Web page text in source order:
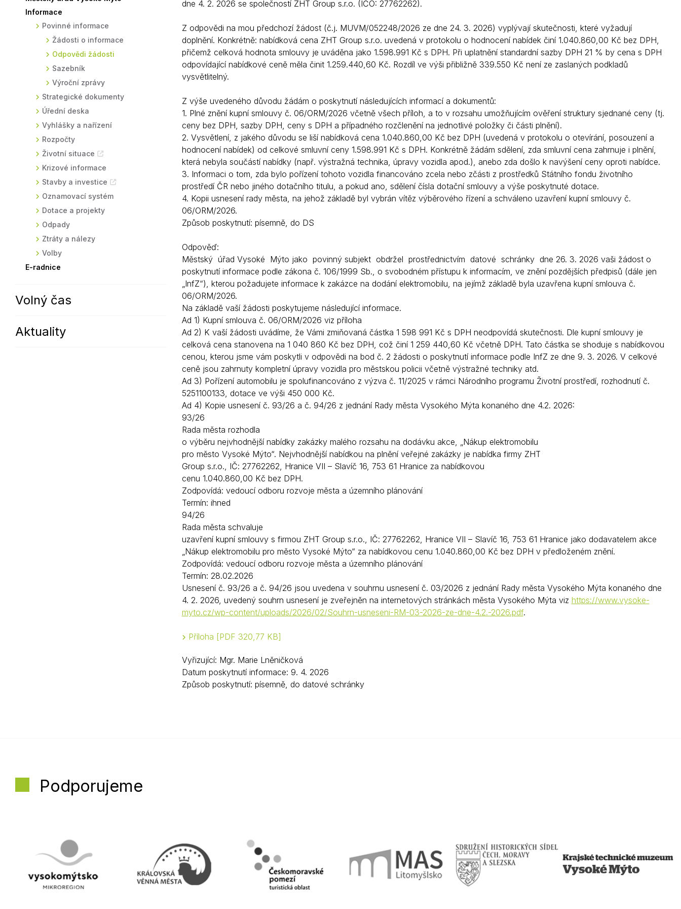
Sodomkovo Vysoké Mýto
Festival Hudba pomáhá
Pohotovost
Komise
Termíny
Symboly města
Stavby a investice
Dotace a projekty
Odpady
Volby
Informace
Povinné informace
Žádosti o informace
Odpovědi žádosti
Sazebník
Výroční zprávy
Strategické dokumenty
Úřední deska
Vyhlášky a nařízení
Rozpočty
Životní situace
Krizové informace
Stavby a investice
Oznamovací systém
Dotace a projekty
Odpady
Ztráty a nálezy
Volby
E-radnice
Volný čas
Aktuality
dne 4. 2. 2026 se společností ZHT Group s.r.o. (IČO: 27762262).
Z odpovědi na mou předchozí žádost (č.j. MUVM/052248/2026 ze dne 24. 3. 2026) vyplývají skutečnosti, které vyžadují
doplnění. Konkrétně: nabídková cena ZHT Group s.r.o. uvedená v protokolu o hodnocení nabídek činí 1.040.860,00 Kč bez DPH,
přičemž celková hodnota smlouvy je uváděna jako 1.598.991 Kč s DPH. Při uplatnění standardní sazby DPH 21 % by cena s DPH
odpovídající nabídkové ceně měla činit 1.259.440,60 Kč. Rozdíl ve výši přibližně 339.550 Kč není ze zaslaných podkladů
vysvětlitelný.
Z výše uvedeného důvodu žádám o poskytnutí následujících informací a dokumentů:
1. Plné znění kupní smlouvy č. 06/ORM/2026 včetně všech příloh, a to v rozsahu umožňujícím ověření struktury sjednané ceny (tj.
ceny bez DPH, sazby DPH, ceny s DPH a případného rozčlenění na jednotlivé položky či části plnění).
2. Vysvětlení, z jakého důvodu se liší nabídková cena 1.040.860,00 Kč bez DPH (uvedená v protokolu o otevírání, posouzení a
hodnocení nabídek) od celkové smluvní ceny 1.598.991 Kč s DPH. Konkrétně žádám sdělení, zda smluvní cena zahrnuje i plnění,
která nebyla součástí nabídky (např. výstražná technika, úpravy vozidla apod.), anebo zda došlo k navýšení ceny oproti nabídce.
3. Informaci o tom, zda bylo pořízení tohoto vozidla financováno zcela nebo zčásti z prostředků Státního fondu životního
prostředí ČR nebo jiného dotačního titulu, a pokud ano, sdělení čísla dotační smlouvy a výše poskytnuté dotace.
4. Kopii usnesení rady města, na jehož základě byl vybrán vítěz výběrového řízení a schváleno uzavření kupní smlouvy č.
06/ORM/2026.
Způsob poskytnutí: písemně, do DS
Odpověď:
Městský úřad Vysoké Mýto jako povinný subjekt obdržel prostřednictvím datové schránky dne 26. 3. 2026 vaši žádost o
poskytnutí informace podle zákona č. 106/1999 Sb., o svobodném přístupu k informacím, ve znění pozdějších předpisů (dále jen
„InfZ“), kterou požadujete informace k zakázce na dodání elektromobilu, na jejímž základě byla uzavřena kupní smlouva č.
06/ORM/2026.
Na základě vaší žádosti poskytujeme následující informace.
Ad 1) Kupní smlouva č. 06/ORM/2026 viz příloha
Ad 2) K vaší žádosti uvádíme, že Vámi zmiňovaná částka 1 598 991 Kč s DPH neodpovídá skutečnosti. Dle kupní smlouvy je
celková cena stanovena na 1 040 860 Kč bez DPH, což činí 1 259 440,60 Kč včetně DPH. Tato částka se shoduje s nabídkovou
cenou, kterou jsme vám poskytli v odpovědi na bod č. 2 žádosti o poskytnutí informace podle InfZ ze dne 9. 3. 2026. V celkové
ceně jsou zahrnuty kompletní úpravy vozidla pro městskou policii včetně výstražné techniky atd.
Ad 3) Pořízení automobilu je spolufinancováno z výzva č. 11/2025 v rámci Národního programu Životní prostředí, rozhodnutí č.
5251100133, dotace ve výši 450 000 Kč.
Ad 4) Kopie usnesení č. 93/26 a č. 94/26 z jednání Rady města Vysokého Mýta konaného dne 4.2. 2026:
93/26
Rada města rozhodla
o výběru nejvhodnější nabídky zakázky malého rozsahu na dodávku akce, „Nákup elektromobilu
pro město Vysoké Mýto“. Nejvhodnější nabídkou na plnění veřejné zakázky je nabídka firmy ZHT
Group s.r.o., IČ: 27762262, Hranice VII – Slavíč 16, 753 61 Hranice za nabídkovou
cenu 1.040.860,00 Kč bez DPH.
Zodpovídá: vedoucí odboru rozvoje města a územního plánování
Termín: ihned
94/26
Rada města schvaluje
uzavření kupní smlouvy s firmou ZHT Group s.r.o., IČ: 27762262, Hranice VII – Slavíč 16, 753 61 Hranice jako dodavatelem akce
„Nákup elektromobilu pro město Vysoké Mýto“ za nabídkovou cenu 1.040.860,00 Kč bez DPH v předloženém znění.
Zodpovídá: vedoucí odboru rozvoje města a územního plánování
Termín: 28.02.2026
Usnesení č. 93/26 a č. 94/26 jsou uvedena v souhrnu usnesení č. 03/2026 z jednání Rady města Vysokého Mýta konaného dne
4. 2. 2026, uvedený souhrn usnesení je zveřejněn na internetových stránkách města Vysokého Mýta viz https://www.vysoke-
myto.cz/wp-content/uploads/2026/02/Souhrn-usneseni-RM-03-2026-ze-dne-4.2.-2026.pdf.
Příloha PDF 320,77 KB
Vyřizující: Mgr. Marie Lněničková
Datum poskytnutí informace: 9. 4. 2026
Způsob poskytnutí: písemně, do datové schránky
Podporujeme